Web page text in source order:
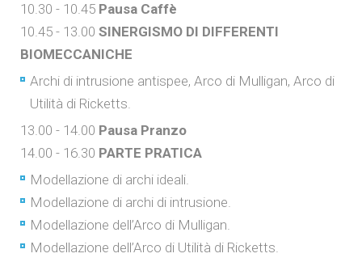
10.30 - 10.45 Pausa Caffè
10.45 - 13.00 SINERGISMO DI DIFFERENTI
BIOMECCANICHE
Archi di intrusione antispee, Arco di Mulligan, Arco di
Utilità di Ricketts.
13.00 - 14.00 Pausa Pranzo
14.00 - 16.30 PARTE PRATICA
Modellazione di archi ideali.
Modellazione di archi di intrusione.
Modellazione dell’Arco di Mulligan.
Modellazione dell’Arco di Utilità di Ricketts.